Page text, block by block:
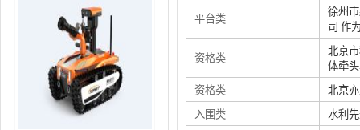
MC80BD（第6代）
平台类
徐州
司 作
资格类
北京
体牵
资格类
北京
入围类
水利